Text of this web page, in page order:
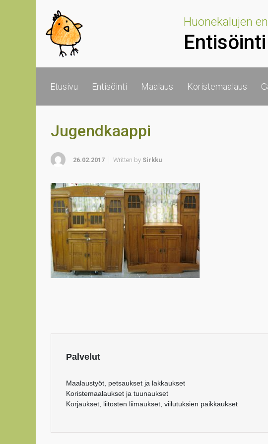
Skip to main content
Huonekalujen
Etusivu Entisöinti Maalaus Koristemaalaus
Jugendkaappi
26.02.2017 Written by Sirkku
Palvelut
Maalaustyöt, petsaukset ja lakkaukset
Koristemaalaukset ja tuunaukset
Korjaukset, liitosten liimaukset, viilutuksien paikkaukset